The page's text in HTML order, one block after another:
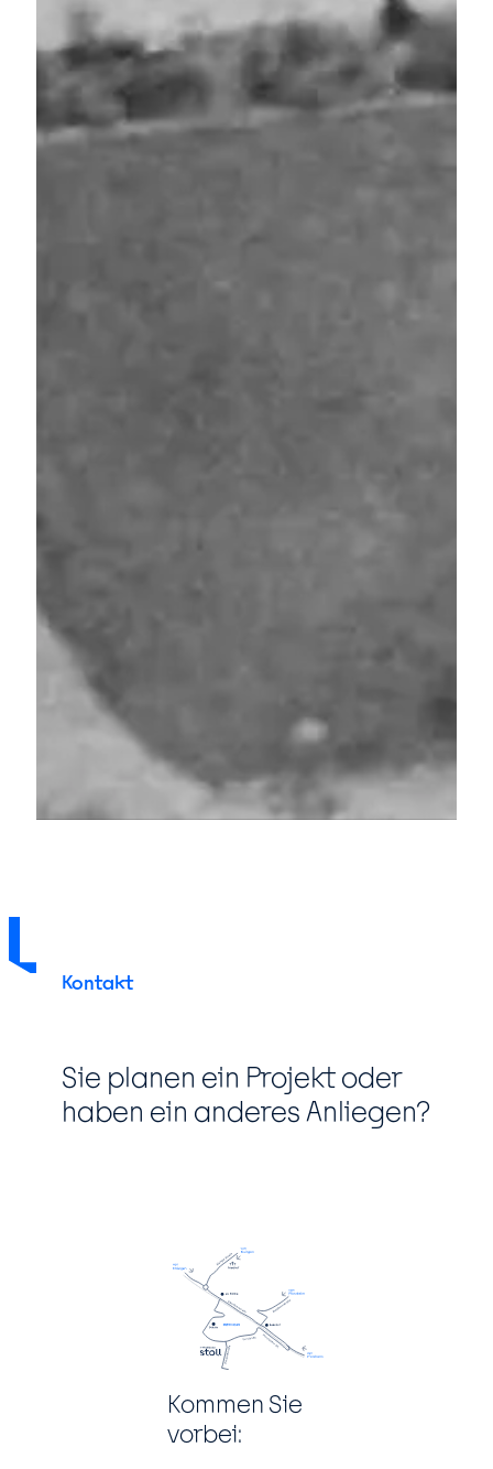
Kontakt
Sie planen ein Projekt oder
haben ein anderes Anliegen?
Kommen Sie
vorbei: